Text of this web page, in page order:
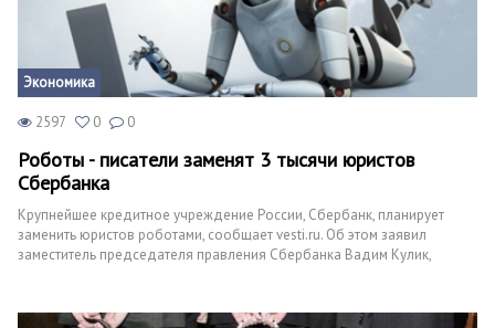
Экономика
2597 0 0
Роботы - писатели заменят 3 тысячи юристов
Сбербанка
Крупнейшее кредитное учреждение России, Сбербанк, планирует
заменить юристов роботами, сообщает vesti.ru. Об этом заявил
заместитель председателя правления Сбербанка Вадим Кулик,